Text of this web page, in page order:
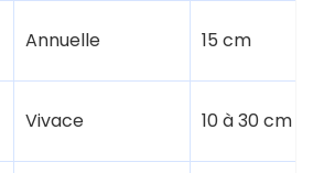
Annuelle 15 cm
Vivace 10 à 30 cm